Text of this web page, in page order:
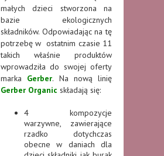
małych dzieci stworzona na
bazie ekologicznych
składników. Odpowiadając na tę
potrzebę w ostatnim czasie 11
takich właśnie produktów
wprowadziła do swojej oferty
marka Gerber. Na nową linię
Gerber Organic składają się:
4 kompozycje
warzywne, zawierające
rzadko dotychczas
obecne w daniach dla